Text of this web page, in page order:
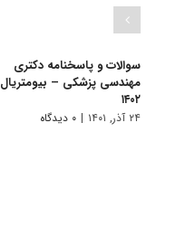
سوالات و پاسخنامه دکتری
مهندسی پزشکی – بیومتریال
۱۴۰۲
۲۴ آذر, ۱۴۰۱ | ۰ دیدگاه